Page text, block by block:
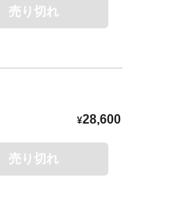
売り切れ
¥28,600
売り切れ